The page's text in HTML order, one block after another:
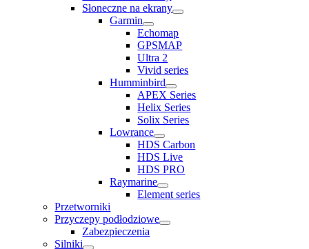
Słoneczne na ekrany
Garmin
Echomap
GPSMAP
Ultra 2
Vivid series
Humminbird
APEX Series
Helix Series
Solix Series
Lowrance
HDS Carbon
HDS Live
HDS PRO
Raymarine
Element series
Przetworniki
Przyczepy podłodziowe
Zabezpieczenia
Silniki